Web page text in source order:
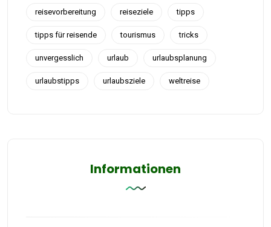
reisevorbereitung reiseziele tipps
tipps für reisende tourismus tricks
unvergesslich urlaub urlaubsplanung
urlaubstipps urlaubsziele weltreise
Informationen